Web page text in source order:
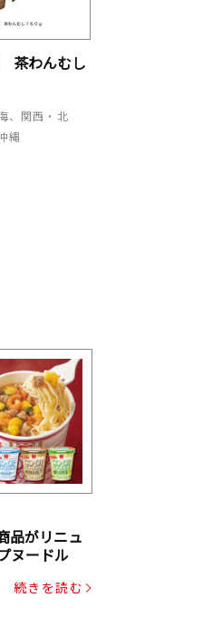
茶わんむし
、関西・北
縄
品がリニュ
ヌードル
続きを読む